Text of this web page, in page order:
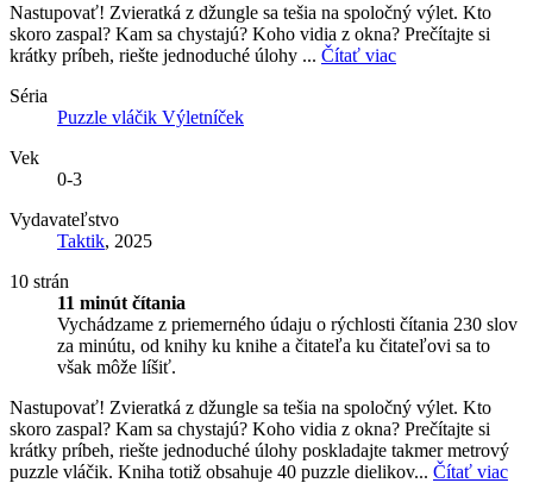
Nastupovať! Zvieratká z džungle sa tešia na spoločný výlet. Kto
skoro zaspal? Kam sa chystajú? Koho vidia z okna? Prečítajte si
krátky príbeh, riešte jednoduché úlohy ... Čítať viac
Séria
Puzzle vláčik Výletníček
Vek
0-3
Vydavateľstvo
Taktik, 2025
10 strán
11 minút čítania
Vychádzame z priemerného údaju o rýchlosti čítania 230 slov
za minútu, od knihy ku knihe a čitateľa ku čitateľovi sa to
však môže líšiť.
Nastupovať! Zvieratká z džungle sa tešia na spoločný výlet. Kto
skoro zaspal? Kam sa chystajú? Koho vidia z okna? Prečítajte si
krátky príbeh, riešte jednoduché úlohy poskladajte takmer metrový
puzzle vláčik. Kniha totiž obsahuje 40 puzzle dielikov... Čítať viac